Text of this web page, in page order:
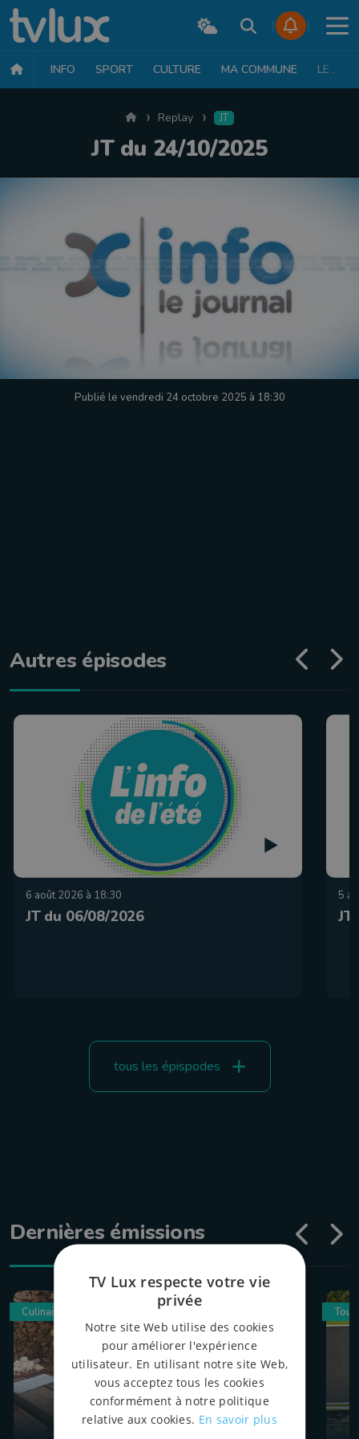
INFO SPORT CULTURE MA COMMUNE LE JT
AccueilReplay JT
JT du 24/10/2025
Publié le vendredi 24 octobre 2025 à 18:30
Autres épisodes
6 août 2026 à 18:30
JT du 06/08/2026
5
JT
tous les épispodes
Dernières émissions
Culinaire
TV Lux respecte votre vie
privée
Notre site Web utilise des cookies
pour améliorer l'expérience
utilisateur. En utilisant notre site Web,
vous acceptez tous les cookies
conformément à notre politique
relative aux cookies. En savoir plus